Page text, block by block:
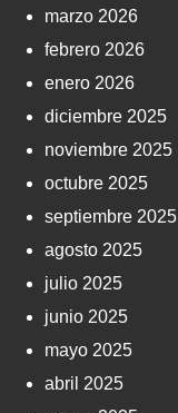
marzo 2026
febrero 2026
enero 2026
diciembre 2025
noviembre 2025
octubre 2025
septiembre 2025
agosto 2025
julio 2025
junio 2025
mayo 2025
abril 2025